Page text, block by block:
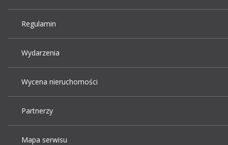
Regulamin
Wydarzenia
Wycena nieruchomości
Partnerzy
Mapa serwisu